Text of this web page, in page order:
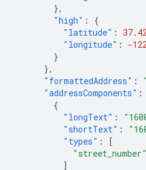
},
"high" :
{
"latitude" :
"longitude" :
-
}
},
"formattedAddress" :
"addressComponents" :
{
"longText" :
"shortText" :
"types" :
[
"street_number"
]